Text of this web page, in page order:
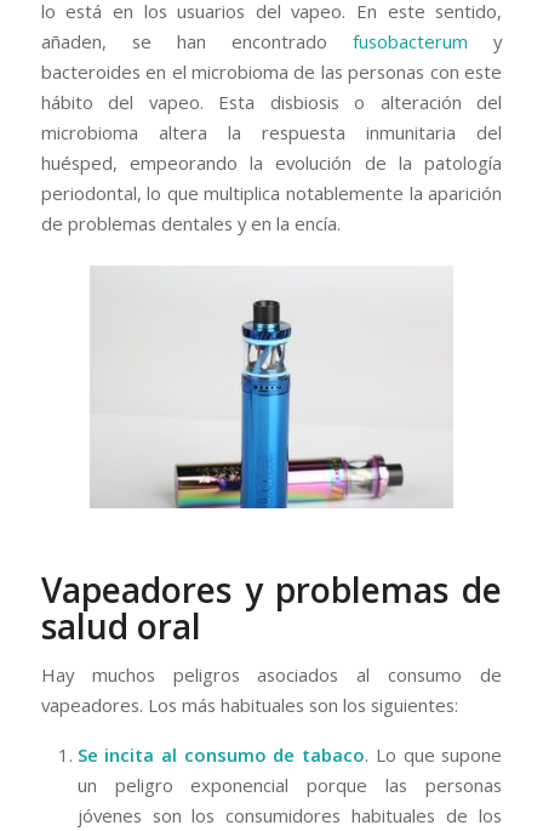
lo está en los usuarios del vapeo. En este sentido,
añaden, se han encontradofusobacterum y
bacteroides en el microbioma de las personas con este
hábito del vapeo. Esta disbiosis o alteración del
microbioma altera la respuesta inmunitaria del
huésped, empeorando la evolución de la patología
periodontal, lo que multiplica notablemente la aparición
de problemas dentales y en la encía.
Vapeadores y problemas de
salud oral
Hay muchos peligros asociados al consumo de
vapeadores. Los más habituales son los siguientes:
Se incita al consumo de tabaco. Lo que supone
un peligro exponencial porque las personas
jóvenes son los consumidores habituales de los